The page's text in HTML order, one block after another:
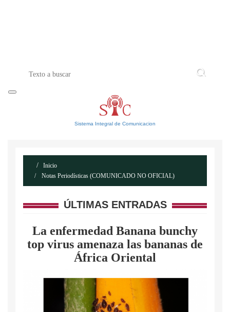
Sistema Integral de Comunicacion
Inicio
Notas Periodísticas (COMUNICADO NO OFICIAL)
ÚLTIMAS ENTRADAS
La enfermedad Banana bunchy
top virus amenaza las bananas de
África Oriental